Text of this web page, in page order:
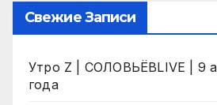
Свежие Записи
Утро Z | СОЛОВЬЁВLIVE | 9
года